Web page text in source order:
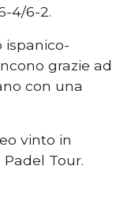
4/6-2.
ispanico-
grazie ad
con una
vinto in
Tour.